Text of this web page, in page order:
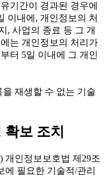
기간이 경과된 경우에
이내에, 개인정보의 처
, 사업의 종료 등 그 개
는 개인정보의 처리가
터 5일 이내에 그 개인
재생할 수 없는 기술
보 조치
개인정보보호법 제29조
에 필요한 기술적/관리